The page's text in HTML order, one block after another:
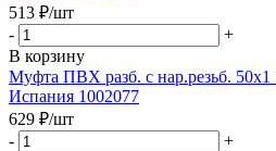
513 ₽/шт
-
+
В корзину
Муфта ПВХ разб. с нар.резьб. 50х1
Испания 1002077
629 ₽/шт
-
+